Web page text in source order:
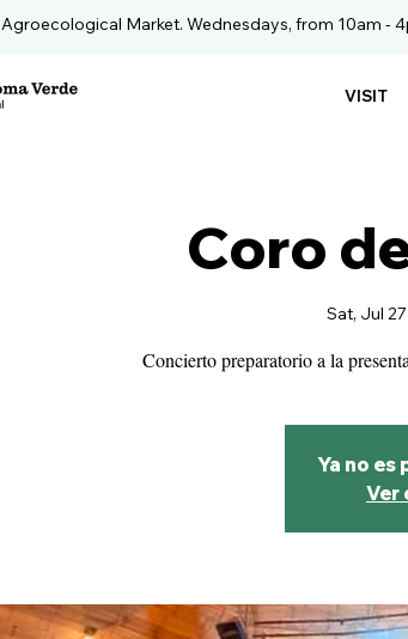
Agroecological Market. Wednesdays, from 10am -
VISIT
Coro
Sat, Jul 27
Concierto preparatorio a la
Ya no
Ver